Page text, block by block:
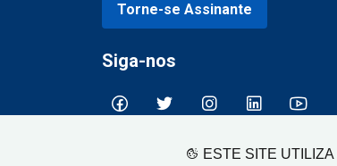
ESTE SITE
Torne-se Assinante
Siga-nos